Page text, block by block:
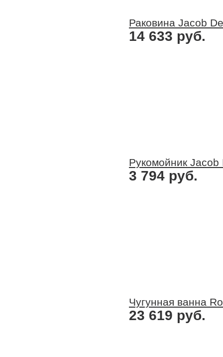
Раковина Jacob
14 633 руб.
Рукомойник
3 794 руб.
Чугунная ванна
23 619 руб.